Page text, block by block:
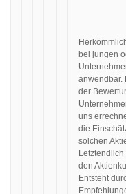
bei jungen
anwendbar.
der
uns
die
solchen
den
Entsteht